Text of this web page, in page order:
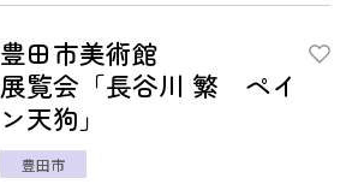
豊田市美術館
展覧会「長谷川 繁 ペイ
ン天狗」
豊田市